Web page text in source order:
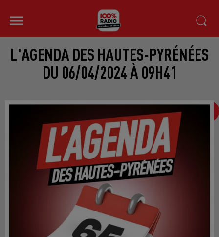
L'AGENDA DES HAUTES-PYRÉNÉES
DU 06/04/2024 À 09H41